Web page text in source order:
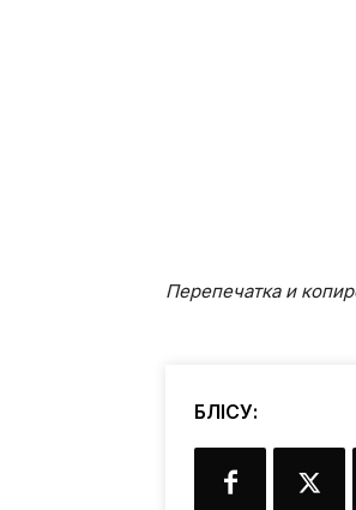
Перепечатка и
БӨЛІСУ: